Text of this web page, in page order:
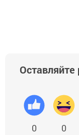
Оставляйте
0 0